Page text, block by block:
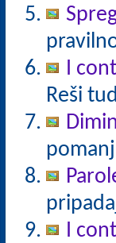
I
Reši
I